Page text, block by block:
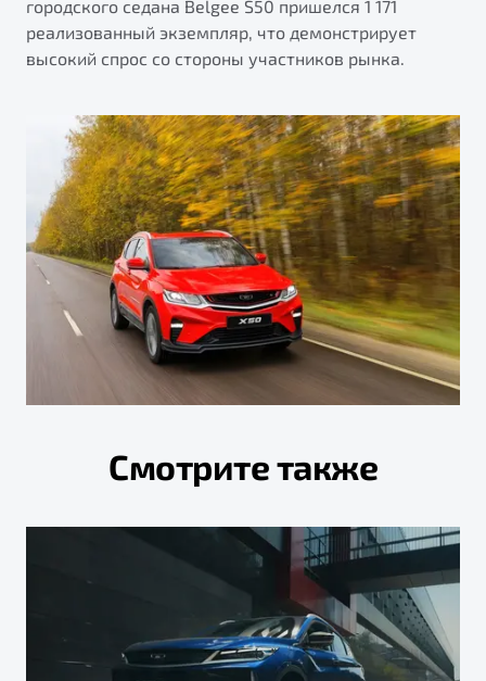
городского седана Belgee S50 пришелся 1 171
реализованный экземпляр, что демонстрирует
высокий спрос со стороны участников рынка.
Смотрите также